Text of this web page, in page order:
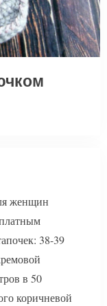
женщин
38-39
в 50
коричневой